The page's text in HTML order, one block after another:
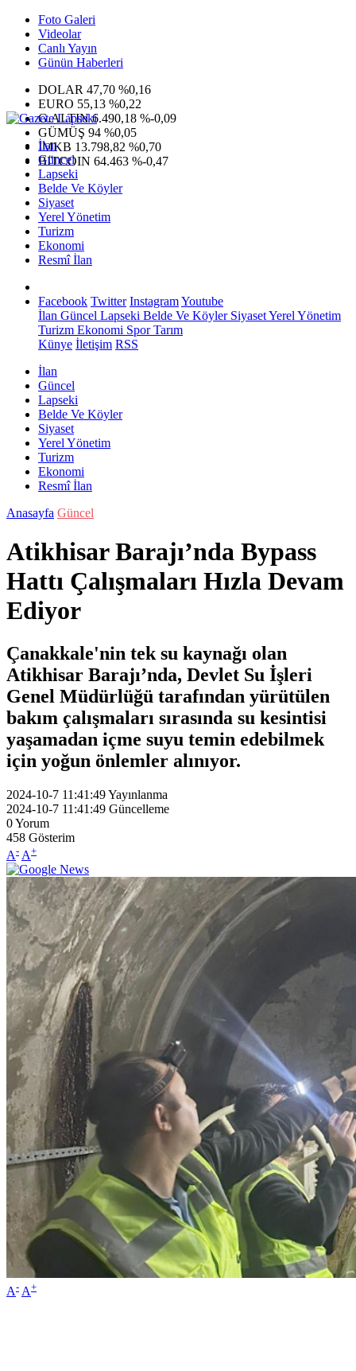
Foto Galeri
Videolar
Canlı Yayın
Günün Haberleri
DOLAR 47,70 %0,16
EURO 55,13 %0,22
G.ALTIN6.490,18 %-0,09
GÜMÜŞ 94 %0,05
IMKB 13.798,82 %0,70
BITCOIN 64.463 %-0,47
İlan
Güncel
Lapseki
Belde Ve Köyler
Siyaset
Yerel Yönetim
Turizm
Ekonomi
Resmî İlan
Facebook Twitter InstagramYoutube
İlan Güncel Lapseki Belde Ve KöylerSiyasetYerel Yönetim
Turizm Ekonomi SporTarım
Künye İletişim RSS
İlan
Güncel
Lapseki
Belde Ve Köyler
Siyaset
Yerel Yönetim
Turizm
Ekonomi
Resmî İlan
Anasayfa Güncel
Atikhisar Barajı’nda Bypass
Hattı Çalışmaları Hızla Devam
Ediyor
Çanakkale'nin tek su kaynağı olan
Atikhisar Barajı’nda, Devlet Su İşleri
Genel Müdürlüğü tarafından yürütülen
bakım çalışmaları sırasında su kesintisi
yaşamadan içme suyu temin edebilmek
için yoğun önlemler alınıyor.
2024-10-7 11:41:49Yayınlanma
2024-10-7 11:41:49 Güncelleme
0Yorum
458 Gösterim
A- A+
A- A+